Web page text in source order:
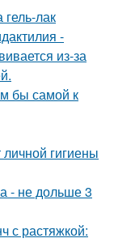
лак
-
из-за
бы самой к
гигиены
- не дольше 3
с растяжкой: